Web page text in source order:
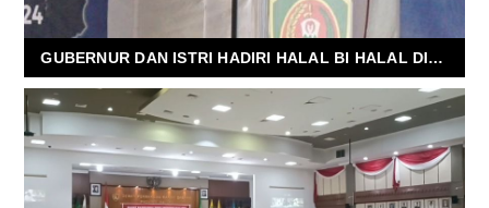
GUBERNUR DAN ISTRI HADIRI HALAL BI HALAL DI NEGERI TIAL